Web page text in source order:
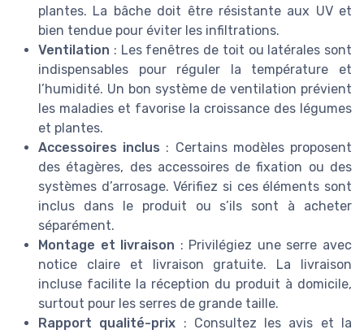
plantes. La bâche doit être résistante aux UV et
bien tendue pour éviter les infiltrations.
Ventilation : Les fenêtres de toit ou latérales sont
indispensables pour réguler la température et
l’humidité. Un bon système de ventilation prévient
les maladies et favorise la croissance des légumes
et plantes.
Accessoires inclus : Certains modèles proposent
des étagères, des accessoires de fixation ou des
systèmes d’arrosage. Vérifiez si ces éléments sont
inclus dans le produit ou s’ils sont à acheter
séparément.
Montage et livraison : Privilégiez une serre avec
notice claire et livraison gratuite. La livraison
incluse facilite la réception du produit à domicile,
surtout pour les serres de grande taille.
Rapport qualité-prix : Consultez les avis et la